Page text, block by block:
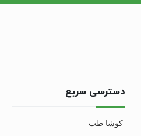
دسترسی سریع
کوشا طب